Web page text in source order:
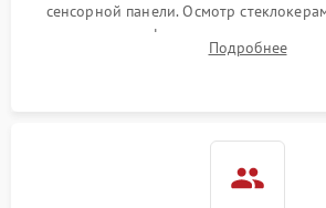
сенсорной панели. Осмотр
проверка конфорок на
клиента о симптомах (не включается,
Подробнее